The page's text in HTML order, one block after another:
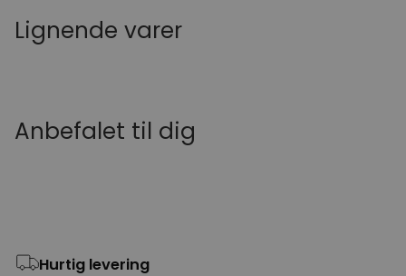
Lignende varer
Anbefalet til dig
Hurtig levering